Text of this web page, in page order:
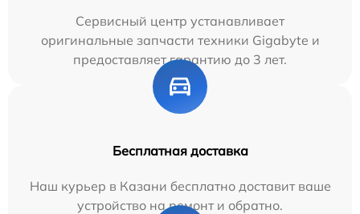
Сервисный центр устанавливает
оригинальные запчасти техники Gigabyte и
предоставляет гарантию до 3 лет.
Бесплатная доставка
Наш курьер в Казани бесплатно доставит ваше
устройство на ремонт и обратно.